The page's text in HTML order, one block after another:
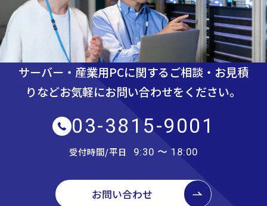
サーバー・産業用PCに関するご相談・お見積
りなどお気軽にお問い合わせをください。
03-3815-9001
受付時間/平日 9:30 〜 18:00
お問い合わせ